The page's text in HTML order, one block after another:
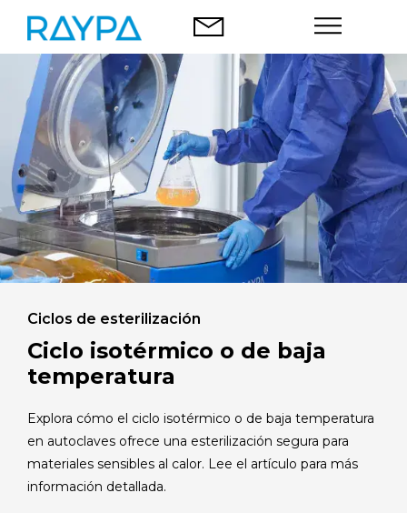
contenido
Autoclaves
Análisis alimentario
Empresa
Blog
Contacto
Español
RAYPA Portal
Ciclos de esterilización
Ciclo isotérmico o de baja
temperatura
Explora cómo el ciclo isotérmico o de baja temperatura
en autoclaves ofrece una esterilización segura para
materiales sensibles al calor. Lee el artículo para más
información detallada.